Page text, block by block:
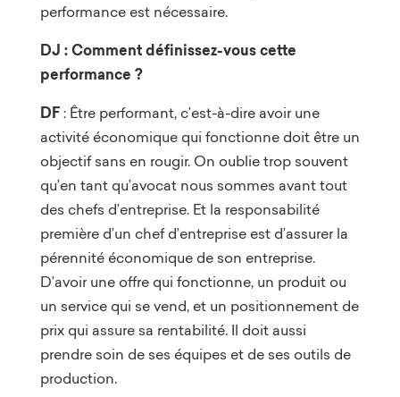
performance est nécessaire.
DJ : Comment définissez-vous cette
performance ?
DF: Être performant, c’est-à-dire avoir une
activité économique qui fonctionne doit être un
objectif sans en rougir. On oublie trop souvent
qu’en tant qu’avocat nous sommes avant tout
des chefs d’entreprise. Et la responsabilité
première d’un chef d’entreprise est d’assurer la
pérennité économique de son entreprise.
D’avoir une offre qui fonctionne, un produit ou
un service qui se vend, et un positionnement de
prix qui assure sa rentabilité. Il doit aussi
prendre soin de ses équipes et de ses outils de
production.